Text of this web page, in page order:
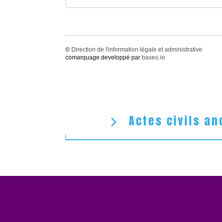
© Direction de l'information légale et administrative
comarquage developpé par baseo.io
Actes civils